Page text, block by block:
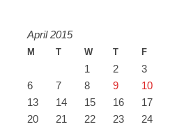
April 2015
M T W T F
1 2 3
6
7 8 9 10
13
14 15 16 17
20
21 22 23 24